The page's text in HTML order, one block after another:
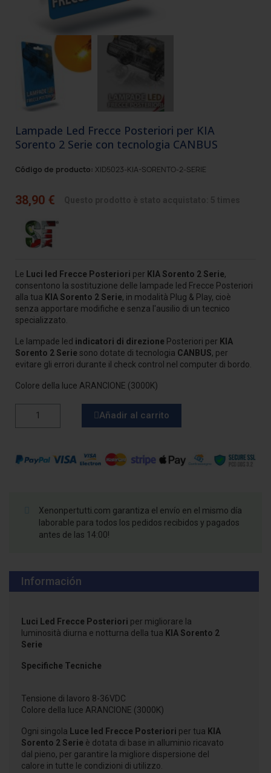
Lampade Led Frecce Posteriori per KIA
Sorento 2 Serie con tecnologia CANBUS
Código de producto: XID5023-KIA-SORENTO-2-SERIE
38,90 €
Le Luci led Frecce Posteriori per KIA Sorento 2 Serie,
consentono la sostituzione delle lampade led Frecce Posteriori
alla tua KIA Sorento 2 Serie, in modalità Plug & Play, cioè
senza apportare modifiche e senza l'ausilio di un tecnico
specializzato.
Le lampade led indicatori di direzione Posteriori per KIA
Sorento 2 Serie sono dotate di tecnologia CANBUS, per
evitare gli errori durante il check control nel computer di bordo.
Colore della luce ARANCIONE (3000K)
Añadir al carrito
Xenonpertutti.com garantiza el envío en el mismo día
laborable para todos los pedidos recibidos y pagados
antes de las 14:00!
Información
Luci Led Frecce Posteriori per migliorare la
luminosità diurna e notturna della tua KIA Sorento 2
Serie
Specifiche Tecniche
Tensione di lavoro 8-36VDC
Colore della luce ARANCIONE (3000K)
Ogni singola Luce led Frecce Posteriori per tua KIA
Sorento 2 Serie è dotata di base in alluminio ricavato
dal pieno, per garantire la migliore dispersione del
calore in tutte le condizioni di utilizzo.